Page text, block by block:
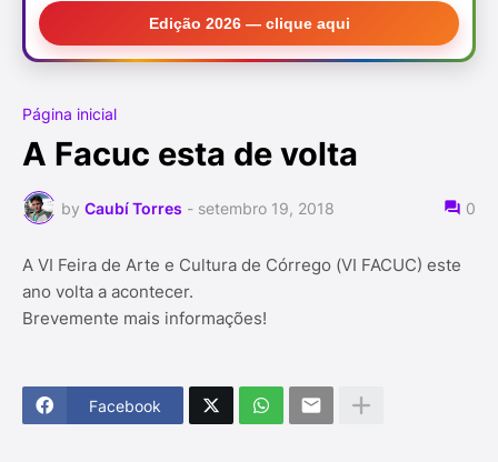
Edição 2026 — clique aqui
Página inicial
A Facuc esta de volta
by Caubí Torres - setembro 19, 2018 0
A VI Feira de Arte e Cultura de Córrego (VI FACUC) este
ano volta a acontecer.
Brevemente mais informações!
Facebook